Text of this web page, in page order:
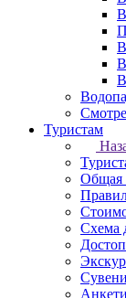
Туристам
Общая
Схема